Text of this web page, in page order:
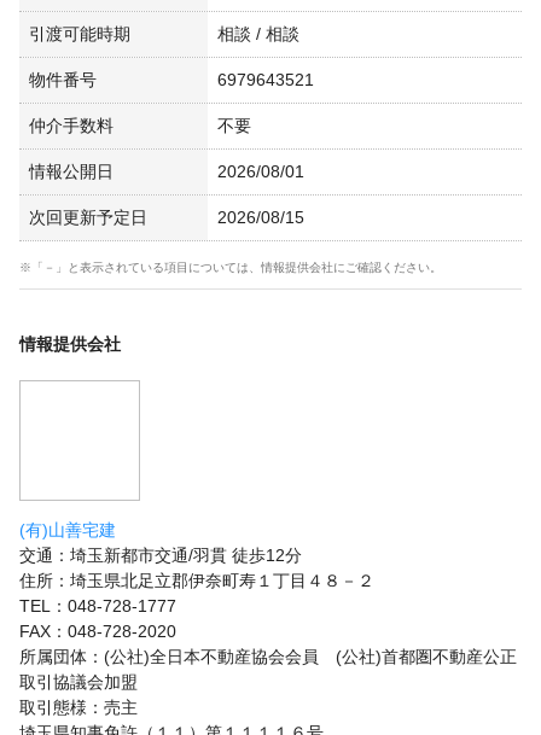
引渡可能時期 相談 / 相談
物件番号 6979643521
仲介手数料 不要
情報公開日 2026/08/01
次回更新予定日 2026/08/15
※「－」と表示されている項目については、情報提供会社にご確認ください。
情報提供会社
(有)山善宅建
交通：埼玉新都市交通/羽貫 徒歩12分
住所：埼玉県北足立郡伊奈町寿１丁目４８－２
TEL：048-728-1777
FAX：048-728-2020
所属団体：(公社)全日本不動産協会会員 (公社)首都圏不動産公正
取引協議会加盟
取引態様：売主